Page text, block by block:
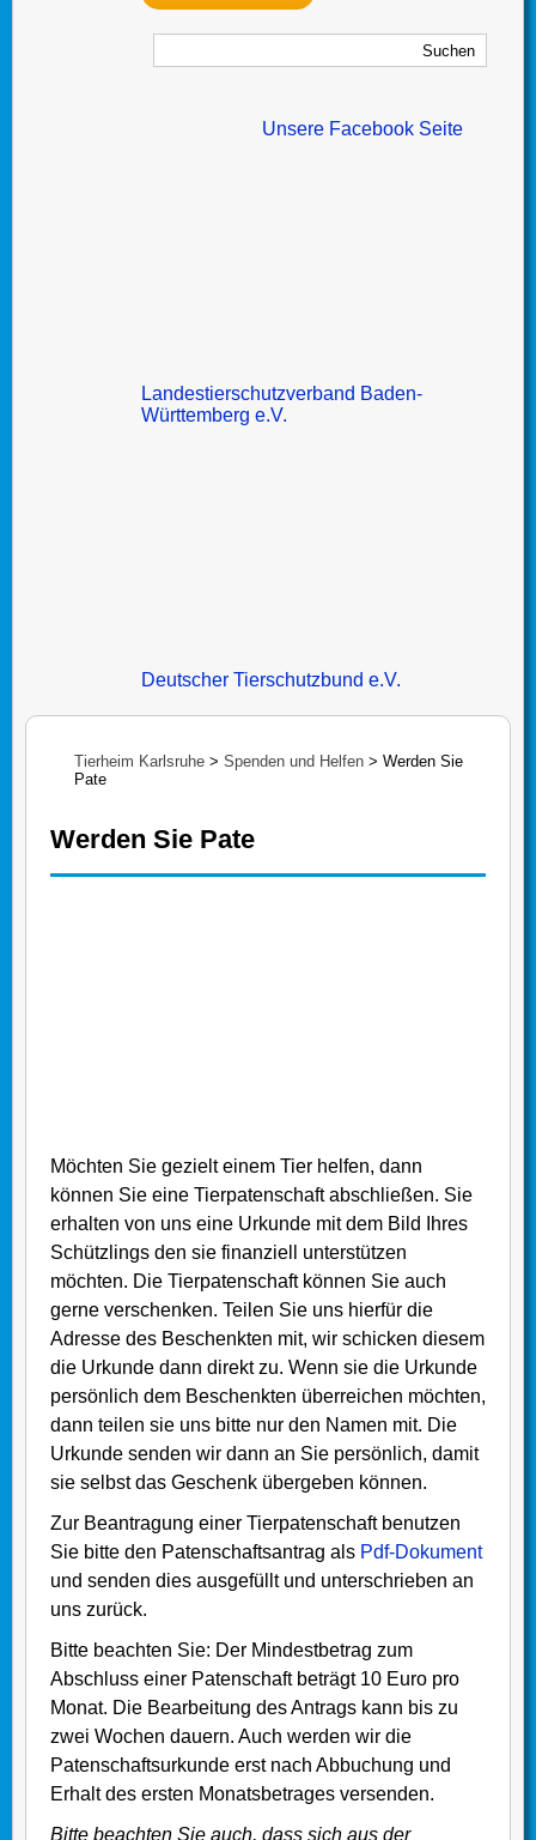
Unsere Facebook Seite
Landestierschutzverband Baden-
Württemberg e.V.
Deutscher Tierschutzbund e.V.
Tierheim Karlsruhe > Spenden und Helfen > Werden Sie
Pate
Werden Sie Pate
Möchten Sie gezielt einem Tier helfen, dann
können Sie eine Tierpatenschaft abschließen. Sie
erhalten von uns eine Urkunde mit dem Bild Ihres
Schützlings den sie finanziell unterstützen
möchten. Die Tierpatenschaft können Sie auch
gerne verschenken. Teilen Sie uns hierfür die
Adresse des Beschenkten mit, wir schicken diesem
die Urkunde dann direkt zu. Wenn sie die Urkunde
persönlich dem Beschenkten überreichen möchten,
dann teilen sie uns bitte nur den Namen mit. Die
Urkunde senden wir dann an Sie persönlich, damit
sie selbst das Geschenk übergeben können.
Zur Beantragung einer Tierpatenschaft benutzen
Sie bitte den Patenschaftsantrag als Pdf-Dokument
und senden dies ausgefüllt und unterschrieben an
uns zurück.
Bitte beachten Sie: Der Mindestbetrag zum
Abschluss einer Patenschaft beträgt 10 Euro pro
Monat. Die Bearbeitung des Antrags kann bis zu
zwei Wochen dauern. Auch werden wir die
Patenschaftsurkunde erst nach Abbuchung und
Erhalt des ersten Monatsbetrages versenden.
Bitte beachten Sie auch, dass sich aus der